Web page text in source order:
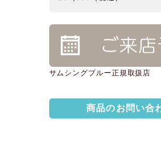
サムシングブルー正規取扱店
商品のお問い合